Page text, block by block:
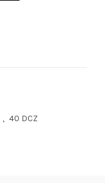
, 40 DCZ